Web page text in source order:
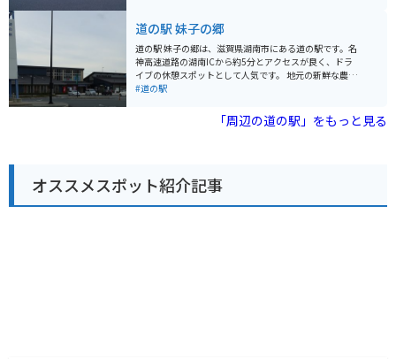
は、琵琶湖周辺のツーリングの拠点としても最適です。
周辺には、琵琶湖博物館や水生植物公園みずの森など、
観光スポットも充実しています。特に、琵琶湖博物館
は、琵琶湖の生態系や歴史について学べる博物館として
人気です。
道の駅 妹子の郷
道の駅 妹子の郷は、滋賀県湖南市にある道の駅です。名
神高速道路の湖南ICから約5分とアクセスが良く、ドラ
イブの休憩スポットとして人気です。 地元の新鮮な農産
物が販売されている直売所や、近江牛や地元野菜を使っ
滋賀県が誇るブランド和牛なので、ぜひ味わってみてく
るのも魅力です。 道の駅 妹子の郷は、地元の特産品やグ
ルメ、そして周辺の観光スポットも楽しめる便利な場所
です。ぜひ観光の itinerary に加えてみてください。
#道の駅
「周辺の道の駅」をもっと見る
オススメスポット紹介記事